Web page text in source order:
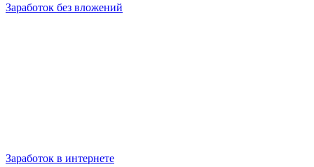
Заработок без вложений
Заработок в интернете